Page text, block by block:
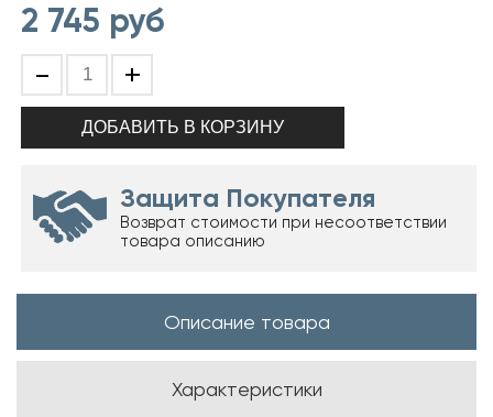
2 745 руб
- +
Защита Покупателя
Возврат стоимости при несоответствии
товара описанию
Описание товара
Характеристики